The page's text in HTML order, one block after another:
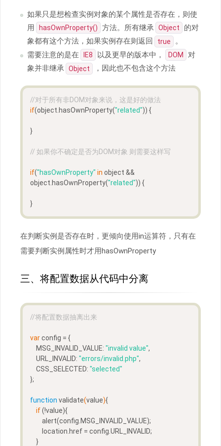
如果只是想检查实例对象的某个属性是否存在，则使
用
hasOwnProperty() 方法。所有继承 Object
的对
象都有这个方法，如果实例存在则返回
true
。
需要注意的是在
IE8 以及更早的版本中， DOM
对
象并非继承
Object ，因此也不包含这个方法
//对于所有非DOM对象来说，这是好的做法
if(object.hasOwnProperty("related")) {
}
// 如果你不确定是否为DOM对象 则需要这样写
if("hasOwnProperty" in object &&
object.hasOwnProperty("related")) {
}
在判断实例是否存在时，更倾向使用in运算符，只有在
需要判断实例属性时才用hasOwnProperty
三、将配置数据从代码中分离
//将配置数据抽离出来
var config = {
    MSG_INVALID_VALUE:
"invalid value",
    URL_INVALID:
"errors/invalid.php",
    CSS_SELECTED:
"selected"
};
function validate(value){
if (!value){
        alert(config.MSG_INVALID_VALUE);
        location.href = config.URL_INVALID;
    }